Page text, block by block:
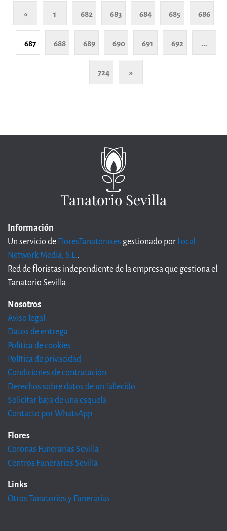
« 1 682 683 684 685 686
687 688 689 690 691 692 ...
724 »
Tanatorio Sevilla
Información
Un servicio de FloresTanatorio.es gestionado por Local
Network Media, S.L..
Red de floristas independiente de la empresa que gestiona el
Tanatorio Sevilla
Nosotros
Aviso legal
Datos de entrega
Política de cookies
Política de privacidad
Condiciones de contratación
Derechos sobre datos de un fallecido
Solicitar baja de una esquela
Contacto por WhatsApp
Flores
Coronas Funerarias Sevilla
Centros Funerarios Sevilla
Links
Otros Tanatorios y Funerarias